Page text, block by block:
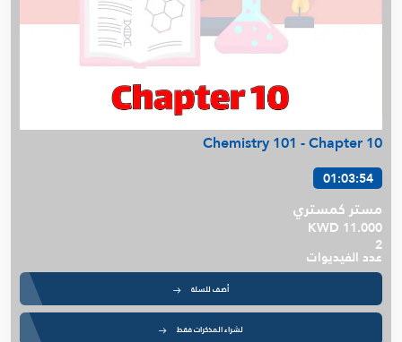
Chemistry 101 - Chapter 10
01:03:54
مستر كمستري
KWD 11.000
2
عدد الفيديوات
أضف للسلة
لشراء المذكرات فقط